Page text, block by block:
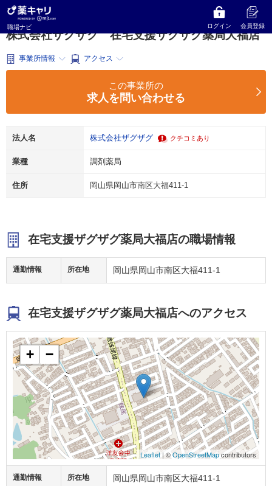
職場ナビ ログイン 会員登録
薬キャリ 職場ナビ
株式会社ザグザグ
在宅支援ザグザグ薬局大福店
株式会社ザグザグ 在宅支援ザグザグ薬局大福店
事業所情報 アクセス
この事業所の
求人を問い合わせる
法人名 株式会社ザグザグ クチコミあり
業種 調剤薬局
住所 岡山県岡山市南区大福411-1
在宅支援ザグザグ薬局大福店の職場情報
通勤情報 所在地 岡山県岡山市南区大福411-1
在宅支援ザグザグ薬局大福店へのアクセス
+ −
Leaflet| ©OpenStreetMapcontributors
通勤情報 所在地 岡山県岡山市南区大福411-1